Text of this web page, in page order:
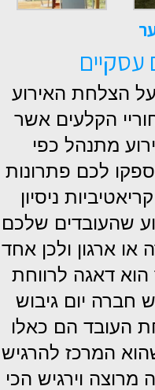
עסקיים
הצלחת האירוע
הקלעים אשר
מתנהל כפי
לכם פתרונות
ניסיון
שהעובדים שלכם
ארגון ולכן אחד
דאגה לרווחת
חברה יום גיבוש
העובד הם כאלו
המרכז להרגיש
מרוצה וירגיש הכי